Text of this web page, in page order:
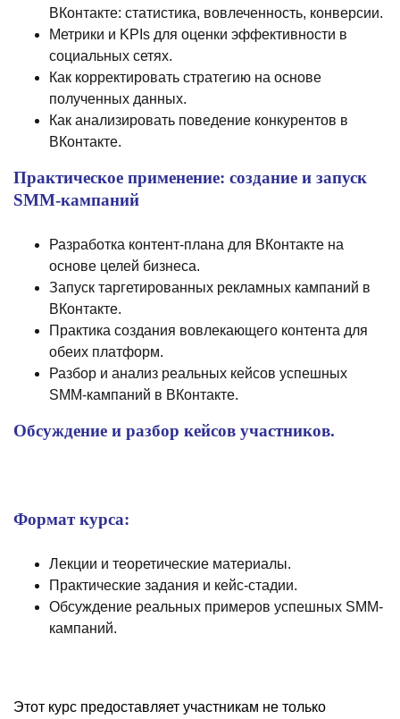
ВКонтакте: статистика, вовлеченность, конверсии.
Метрики и KPIs для оценки эффективности в
социальных сетях.
Как корректировать стратегию на основе
полученных данных.
Как анализировать поведение конкурентов в
ВКонтакте.
Практическое применение: создание и запуск
SMM-кампаний
Разработка контент-плана для ВКонтакте на
основе целей бизнеса.
Запуск таргетированных рекламных кампаний в
ВКонтакте.
Практика создания вовлекающего контента для
обеих платформ.
Разбор и анализ реальных кейсов успешных
SMM-кампаний в ВКонтакте.
Обсуждение и разбор кейсов участников.
Формат курса:
Лекции и теоретические материалы.
Практические задания и кейс-стадии.
Обсуждение реальных примеров успешных SMM-
кампаний.
Этот курс предоставляет участникам не только